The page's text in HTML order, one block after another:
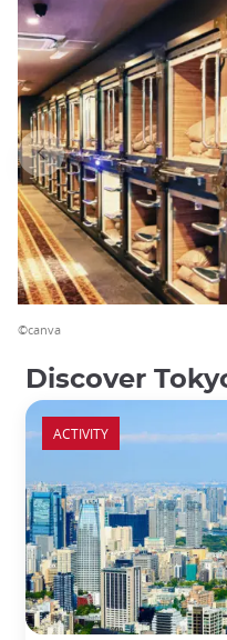
©canva
Discover
ACTIVITY